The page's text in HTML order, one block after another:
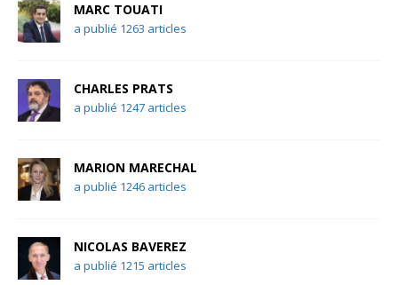
MARC TOUATI
a publié 1263 articles
CHARLES PRATS
a publié 1247 articles
MARION MARECHAL
a publié 1246 articles
NICOLAS BAVEREZ
a publié 1215 articles